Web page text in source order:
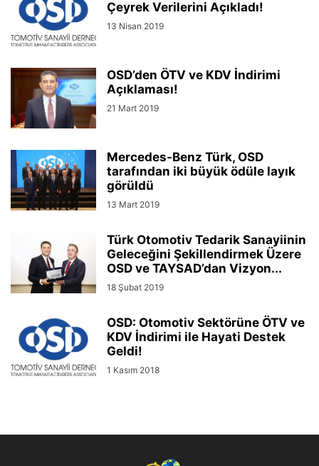
Çeyrek Verilerini Açıkladı!
13 Nisan 2019
OSD’den ÖTV ve KDV İndirimi
Açıklaması!
21 Mart 2019
Mercedes-Benz Türk, OSD
tarafından iki büyük ödüle layık
görüldü
13 Mart 2019
Türk Otomotiv Tedarik Sanayiinin
Geleceğini Şekillendirmek Üzere
OSD ve TAYSAD’dan Vizyon...
18 Şubat 2019
OSD: Otomotiv Sektörüne ÖTV ve
KDV İndirimi ile Hayati Destek
Geldi!
1 Kasım 2018